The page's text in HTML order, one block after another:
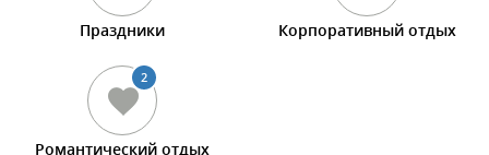
Праздники Корпоративный отдых
2
Романтический отдых